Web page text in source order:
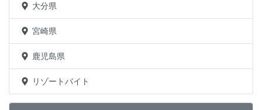
大分県
宮崎県
鹿児島県
リゾートバイト